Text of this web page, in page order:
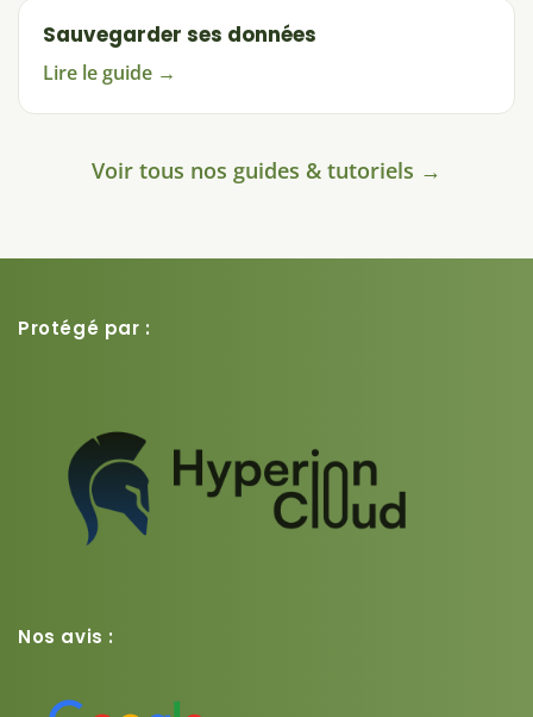
Sauvegarder ses données
Lire le guide →
Voir tous nos guides & tutoriels →
Protégé par :
Nos avis :